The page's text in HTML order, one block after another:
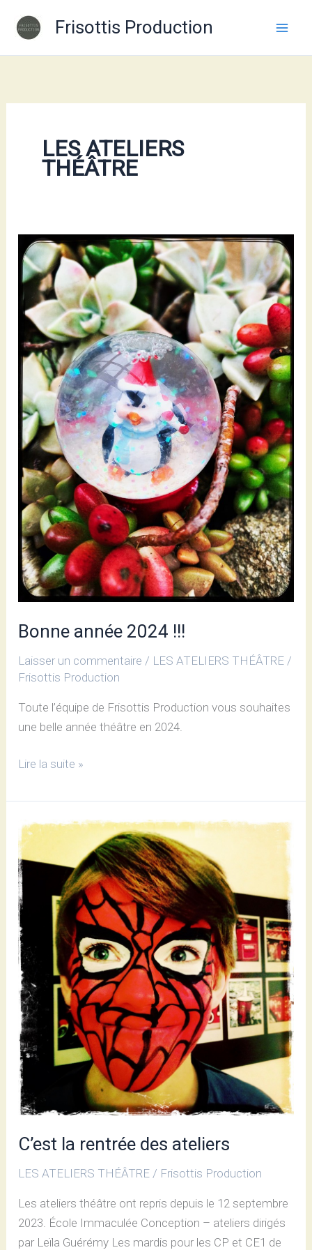
Frisottis Production
LES ATELIERS
THÉÂTRE
Bonne année 2024 !!!
Laisser un commentaire / LES ATELIERS THÉÂTRE /
Frisottis Production
Toute l’équipe de Frisottis Production vous souhaites
une belle année théâtre en 2024.
Bonne
année
2024
!!!
Lire la suite »
C’est la rentrée des ateliers
LES ATELIERS THÉÂTRE / Frisottis Production
Les ateliers théâtre ont repris depuis le 12 septembre
2023. École Immaculée Conception – ateliers dirigés
par Leïla Guérémy Les mardis pour les CP et CE1 de
C’est
la
rentrée
des
ateliers